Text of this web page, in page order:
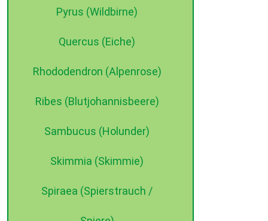
Pyrus (Wildbirne)
Quercus (Eiche)
Rhododendron (Alpenrose)
Ribes (Blutjohannisbeere)
Sambucus (Holunder)
Skimmia (Skimmie)
Spiraea (Spierstrauch /